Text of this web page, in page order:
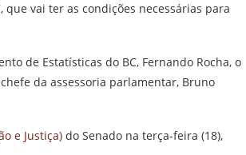
vai ter as condições necessárias para
de Estatísticas do BC, Fernando Rocha, o
da assessoria parlamentar, Bruno
e Justiça) do Senado na terça-feira (18),